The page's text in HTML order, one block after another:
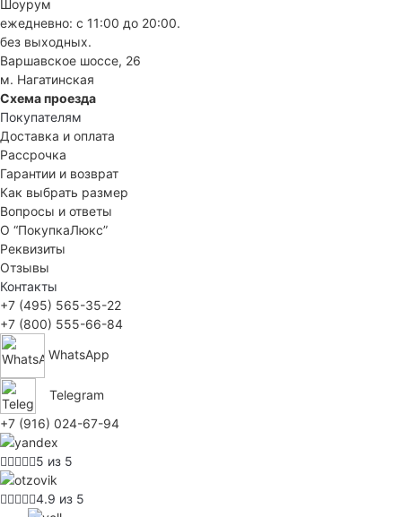
Шоурум
ежедневно: с 11:00 до 20:00.
без выходных.
Варшавское шоссе, 26
м. Нагатинская
Схема проезда
Покупателям
Доставка и оплата
Рассрочка
Гарантии и возврат
Как выбрать размер
Вопросы и ответы
О “ПокупкаЛюкс”
Реквизиты
Отзывы
Контакты
+7 (495) 565-35-22
+7 (800) 555-66-84
WhatsApp
Telegram
+7 (916) 024-67-94
5 из 5
4.9 из 5